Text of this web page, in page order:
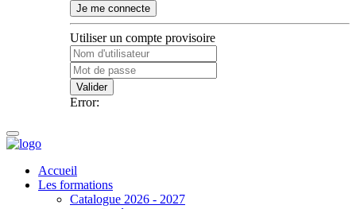
Je me connecte
Utiliser un compte provisoire
Valider
Error:
Accueil
Les formations
Catalogue 2026 - 2027